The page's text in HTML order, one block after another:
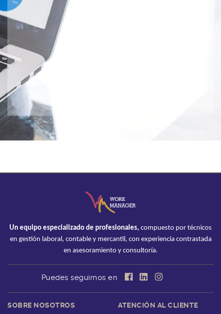
Un equipo especializado de profesionales, compuesto por técnicos
en gestión laboral, contable y mercantil, con experiencia contrastada
en asesoramiento y consultoría.
Puedes seguirnos en
SOBRE NOSOTROS ATENCIÓN AL CLIENTE